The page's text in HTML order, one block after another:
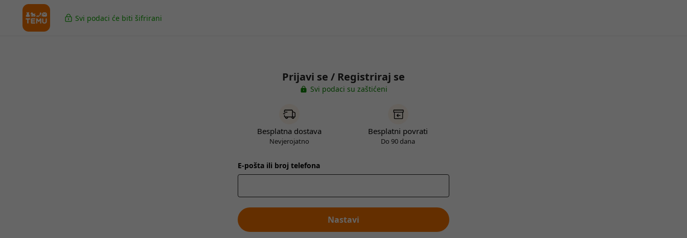
Svi podaci će biti šifrirani
Prijavi se / Registriraj se
Svi podaci su zaštićeni
Besplatna dostava
Nevjerojatno
Besplatni povrati
Do 90 dana
E-pošta ili broj telefona
Nastavi